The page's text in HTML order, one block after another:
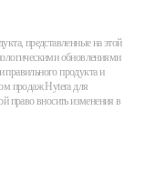
представленные на этой
обновлениями
продукта и
продаж Hytera для
право вносить изменения в